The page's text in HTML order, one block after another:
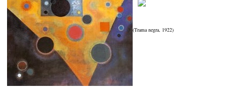
(Trama negra, 1922)